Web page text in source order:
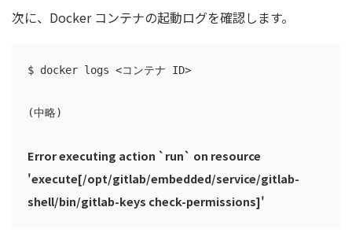
次に、Docker コンテナの起動ログを確認します。
$ docker logs <コンテナ ID>
(中略)
Error executing action `run` on resource
'execute[/opt/gitlab/embedded/service/gitlab-
shell/bin/gitlab-keys check-permissions]'